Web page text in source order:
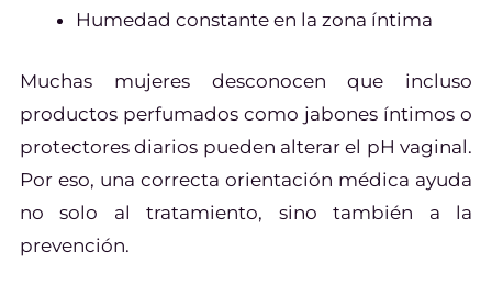
Humedad constante en la zona íntima
Muchas mujeres desconocen que incluso
productos perfumados como jabones íntimos o
protectores diarios pueden alterar el pH vaginal.
Por eso, una correcta orientación médica ayuda
no solo al tratamiento, sino también a la
prevención.